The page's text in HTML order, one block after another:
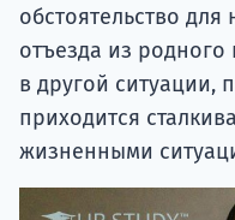
обстоятельство
отъезда из родного
в другой ситуации,
приходится
жизненными